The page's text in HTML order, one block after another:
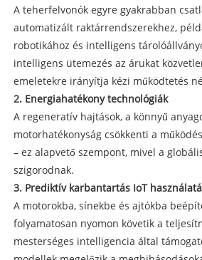
A teherfelvonók egyre gyakrabban
automatizált raktárrendszerekhez,
robotikához és intelligens
intelligens ütemezés az árukat
emeletekre irányítja kézi működtetés
2. Energiahatékony technológiák
A regeneratív hajtások, a könnyű
motorhatékonyság csökkenti a
– ez alapvető szempont, mivel a
szigorodnak.
3. Prediktív karbantartás IoT
A motorokba, sínekbe és ajtókba
folyamatosan nyomon követik a
mesterséges intelligencia által